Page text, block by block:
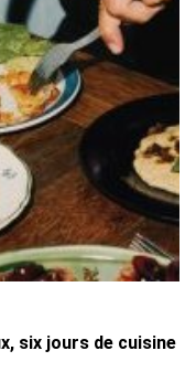
six jours de cuisine